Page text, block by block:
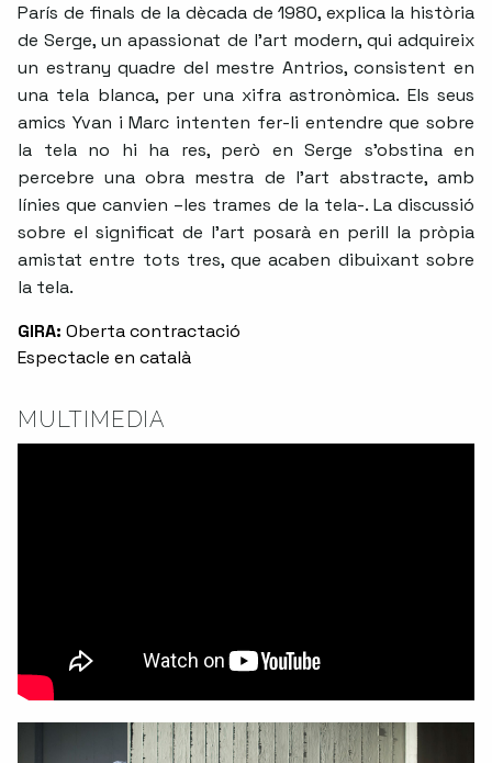
París de finals de la dècada de 1980, explica la història
de Serge, un apassionat de l’art modern, qui adquireix
un estrany quadre del mestre Antrios, consistent en
una tela blanca, per una xifra astronòmica. Els seus
amics Yvan i Marc intenten fer-li entendre que sobre
la tela no hi ha res, però en Serge s’obstina en
percebre una obra mestra de l’art abstracte, amb
línies que canvien –les trames de la tela-. La discussió
sobre el significat de l’art posarà en perill la pròpia
amistat entre tots tres, que acaben dibuixant sobre
la tela.
GIRA: Oberta contractació
Espectacle en català
MULTIMEDIA